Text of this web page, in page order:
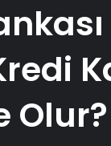
Olur?